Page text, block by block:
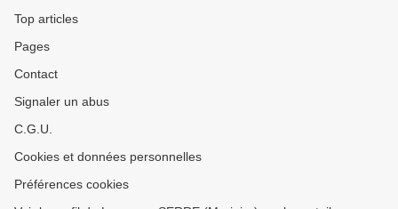
Top articles
Pages
Contact
Signaler un abus
C.G.U.
Cookies et données personnelles
Préférences cookies